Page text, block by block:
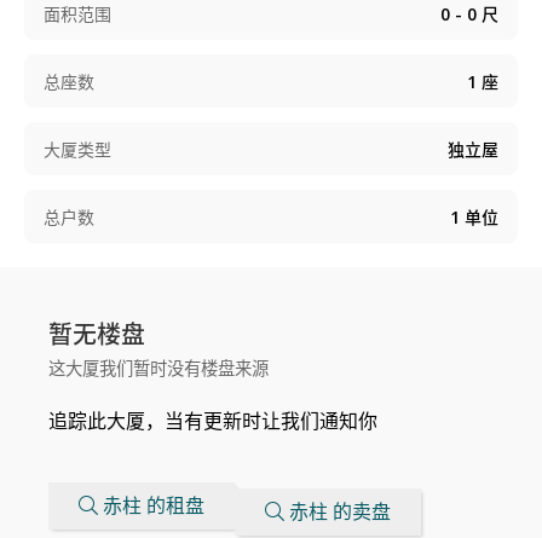
面积范围 0 - 0 尺
总座数 1 座
大厦类型 独立屋
总户数 1 单位
暂无楼盘
这大厦我们暂时没有楼盘来源
追踪此大厦，当有更新时让我们通知你
赤柱 的租盘 赤柱 的卖盘